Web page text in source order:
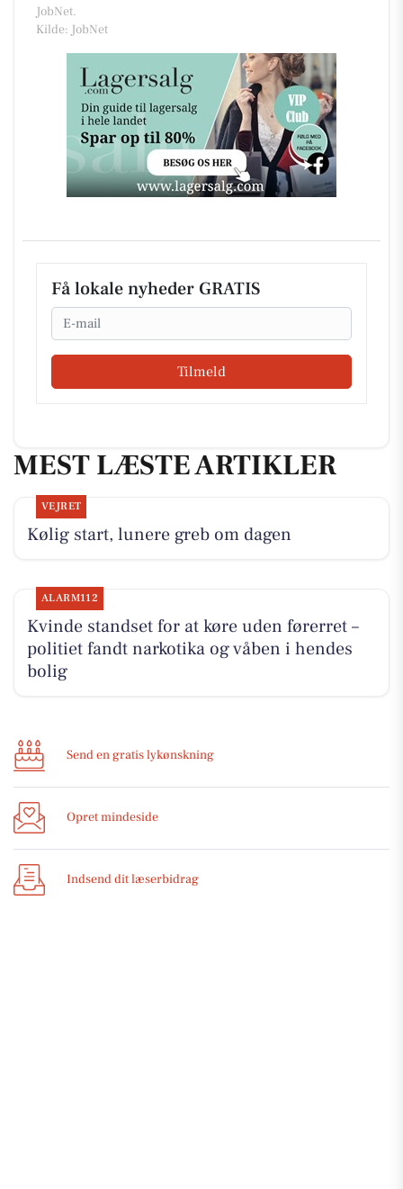
JobNet.
Kilde: JobNet
Få lokale nyheder GRATIS
Email
Tilmeld
MEST LÆSTE ARTIKLER
VEJRET
Kølig start, lunere greb om dagen
ALARM112
Kvinde standset for at køre uden førerret –
politiet fandt narkotika og våben i hendes
bolig
Send en gratis lykønskning
Opret mindeside
Indsend dit læserbidrag